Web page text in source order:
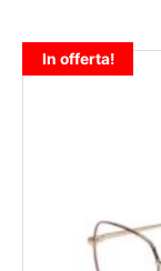
In offerta!